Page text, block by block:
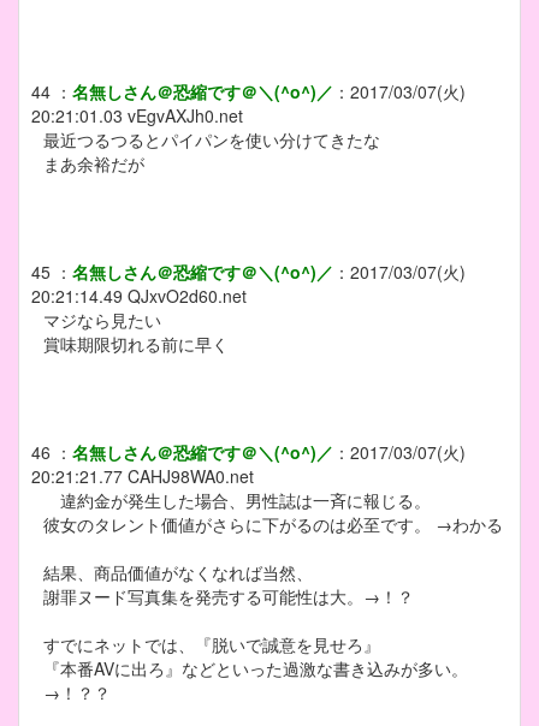
44 ： 名無しさん＠恐縮です＠＼(^o^)／ ： 2017/03/07(火)
20:21:01.03 vEgvAXJh0.net
最近つるつるとパイパンを使い分けてきたな
まあ余裕だが
45 ： 名無しさん＠恐縮です＠＼(^o^)／ ： 2017/03/07(火)
20:21:14.49 QJxvO2d60.net
マジなら見たい
賞味期限切れる前に早く
46 ： 名無しさん＠恐縮です＠＼(^o^)／ ： 2017/03/07(火)
20:21:21.77 CAHJ98WA0.net
違約金が発生した場合、男性誌は一斉に報じる。
彼女のタレント価値がさらに下がるのは必至です。 →わかる
結果、商品価値がなくなれば当然、
謝罪ヌード写真集を発売する可能性は大。→！？
すでにネットでは、『脱いで誠意を見せろ』
『本番AVに出ろ』などといった過激な書き込みが多い。
→！？？